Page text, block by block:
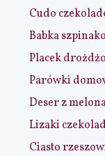
Cudo
Babka
Placek
Parówki
Deser z
Lizaki
Ciasto